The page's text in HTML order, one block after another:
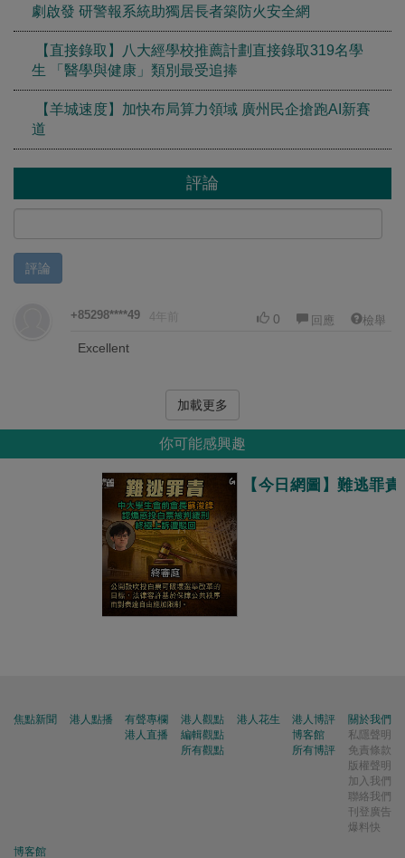
劇啟發 研警報系統助獨居長者築防火安全網
【直接錄取】八大經學校推薦計劃直接錄取319名學
生 「醫學與健康」類別最受追捧
【羊城速度】加快布局算力領域 廣州民企搶跑AI新賽
道
評論
評論
+85298****49 4年前 0 回應 檢舉
Excellent
加載更多
你可能感興趣
【今日網圖】難逃罪責
焦點新聞 港人點播
有聲專欄
港人直播
港人觀點
編輯觀點
所有觀點
港人花生
港人博評
博客館
所有博評
關於我們
私隱聲明
免責條款
版權聲明
加入我們
聯絡我們
刊登廣告
爆料快
博客館